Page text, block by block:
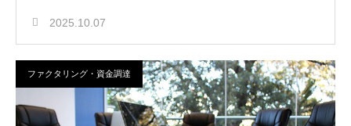
2025.10.07
ファクタリング・資金調達